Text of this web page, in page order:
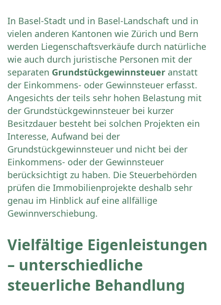
In Basel-Stadt und in Basel-Landschaft und in
vielen anderen Kantonen wie Zürich und Bern
werden Liegenschaftsverkäufe durch natürliche
wie auch durch juristische Personen mit der
separaten Grundstückgewinnsteuer anstatt
der Einkommens- oder Gewinnsteuer erfasst.
Angesichts der teils sehr hohen Belastung mit
der Grundstückgewinnsteuer bei kurzer
Besitzdauer besteht bei solchen Projekten ein
Interesse, Aufwand bei der
Grundstückgewinnsteuer und nicht bei der
Einkommens- oder der Gewinnsteuer
berücksichtigt zu haben. Die Steuerbehörden
prüfen die Immobilienprojekte deshalb sehr
genau im Hinblick auf eine allfällige
Gewinnverschiebung.
Vielfältige Eigenleistungen
– unterschiedliche
steuerliche Behandlung